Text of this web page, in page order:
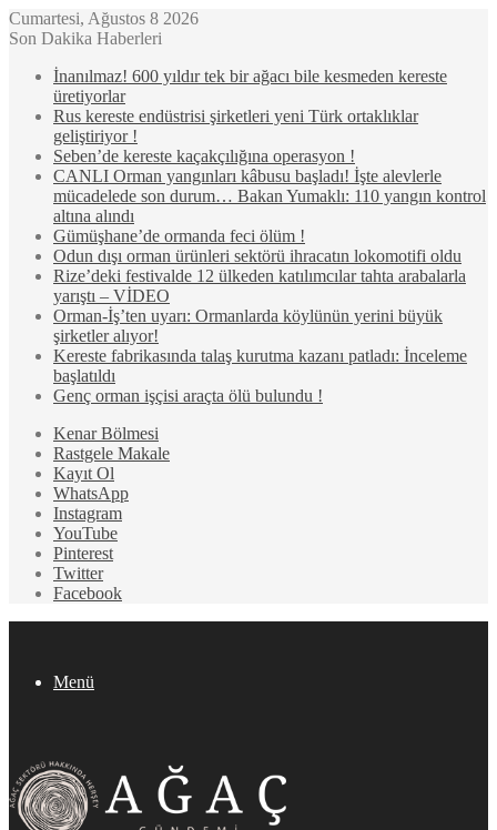
Cumartesi, Ağustos 8 2026
Son Dakika Haberleri
İnanılmaz! 600 yıldır tek bir ağacı bile kesmeden kereste
üretiyorlar
Rus kereste endüstrisi şirketleri yeni Türk ortaklıklar
geliştiriyor !
Seben’de kereste kaçakçılığına operasyon !
CANLI Orman yangınları kâbusu başladı! İşte alevlerle
mücadelede son durum… Bakan Yumaklı: 110 yangın kontrol
altına alındı
Gümüşhane’de ormanda feci ölüm !
Odun dışı orman ürünleri sektörü ihracatın lokomotifi oldu
Rize’deki festivalde 12 ülkeden katılımcılar tahta arabalarla
yarıştı – VİDEO
Orman-İş’ten uyarı: Ormanlarda köylünün yerini büyük
şirketler alıyor!
Kereste fabrikasında talaş kurutma kazanı patladı: İnceleme
başlatıldı
Genç orman işçisi araçta ölü bulundu !
Kenar Bölmesi
Rastgele Makale
Kayıt Ol
WhatsApp
Instagram
YouTube
Pinterest
Twitter
Facebook
Menü